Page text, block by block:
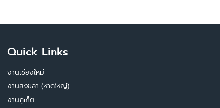
Quick Links
งานเชียงใหม่
งานสงขลา (หาดใหญ่)
งานภูเก็ต